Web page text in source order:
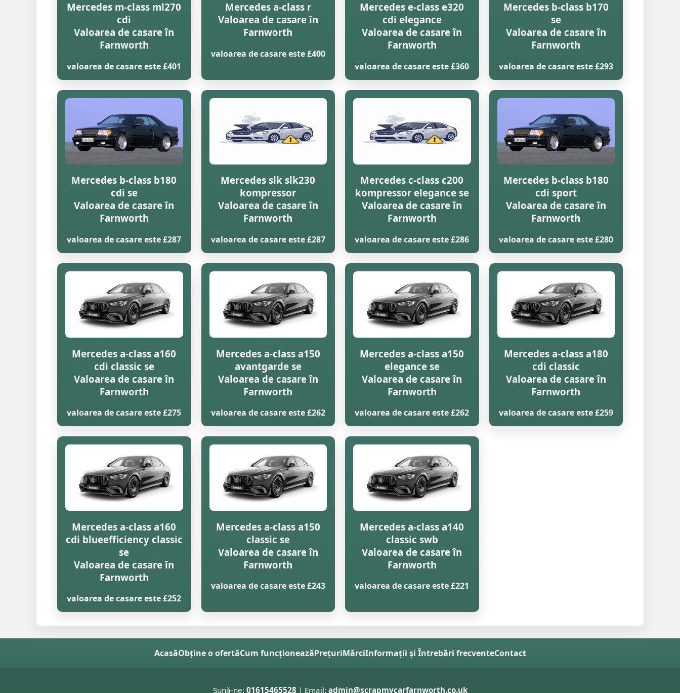
Mercedes m-class ml270
cdi
Valoarea de casare în
Farnworth
valoarea de casare este £401
Mercedes a-class r
Valoarea de casare în
Farnworth
valoarea de casare este £400
Mercedes e-class e320
cdi elegance
Valoarea de casare în
Farnworth
valoarea de casare este £360
Mercedes b-class b170
se
Valoarea de casare în
Farnworth
valoarea de casare este £293
Mercedes b-class b180
cdi se
Valoarea de casare în
Farnworth
valoarea de casare este £287
Mercedes slk slk230
kompressor
Valoarea de casare în
Farnworth
valoarea de casare este £287
Mercedes c-class c200
kompressor elegance se
Valoarea de casare în
Farnworth
valoarea de casare este £286
Mercedes b-class b180
cdi sport
Valoarea de casare în
Farnworth
valoarea de casare este £280
Mercedes a-class a160
cdi classic se
Valoarea de casare în
Farnworth
valoarea de casare este £275
Mercedes a-class a150
avantgarde se
Valoarea de casare în
Farnworth
valoarea de casare este £262
Mercedes a-class a150
elegance se
Valoarea de casare în
Farnworth
valoarea de casare este £262
Mercedes a-class a180
cdi classic
Valoarea de casare în
Farnworth
valoarea de casare este £259
Mercedes a-class a160
cdi blueefficiency classic
se
Valoarea de casare în
Farnworth
valoarea de casare este £252
Mercedes a-class a150
classic se
Valoarea de casare în
Farnworth
valoarea de casare este £243
Mercedes a-class a140
classic swb
Valoarea de casare în
Farnworth
valoarea de casare este £221
AcasăObține o ofertăCum funcționeazăPrețuriMărciInformații și Întrebări frecventeContact
Sună-ne: 01615465528 | Email: admin@scrapmycarfarnworth.co.uk